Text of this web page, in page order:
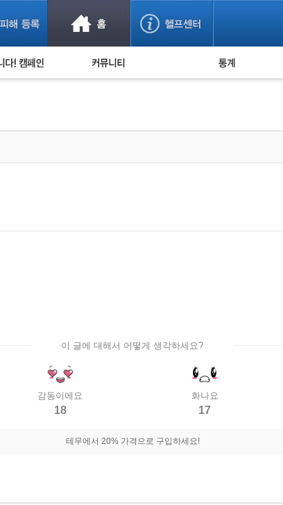
사기 예방했어요! 누적 피해사례 통계
이 글에 대해서 어떻게 생각하세요?
감동이에요
18
화나요
17
테무에서 20% 가격으로 구입하세요!